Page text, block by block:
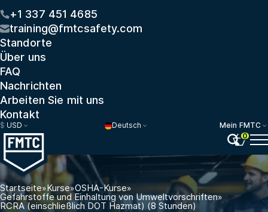
+1 337 451 4685
training@fmtcsafety.com
Standorte
Über uns
FAQ
Nachrichten
Arbeiten Sie mit uns
Kontakt
$ USD Deutsch
Mein FMTC
0
Startseite»Kurse»OSHA-Kurse»
Gefahrstoffe und Einhaltung von Umweltvorschriften»
RCRA (einschließlich DOT Hazmat) (8 Stunden)